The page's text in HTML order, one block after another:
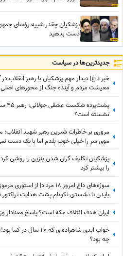
پزشکیان چقدر شبیه رؤسای
دست بدهید
جدید‌ترین‌ها در سیاست
خبر داغ| دیدار مهم پزشکیان با رهبر
معیشت مردم و آینده جنگ از محورهای
نشسته است؟
مروری بر خاطرات شیرین رهبر شهید انقلاب:
موی سر را خیلی خوب بلدم اما با یک دست
روایتی از پدرانگیِ دلنشین آقای شهید
پزشکیان تکلیف گران شدن بنزین را روشن
را بیشتر کرد
سوژه‌های داغ امروز 18
بایدن تا نشستن نکونام پشت هدایت تراکتور
ایران هدف ائتلاف مکه است؟ پاسخ معنادار
خواب ابدی شاهزاده‌ای
چه بود؟